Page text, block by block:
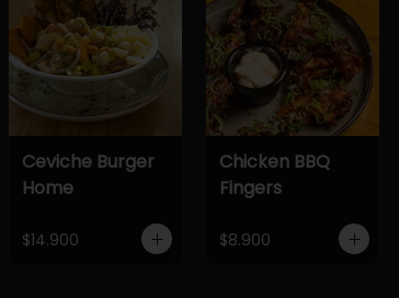
Ceviche Burger
Home
$14.900
Chicken BBQ
Fingers
$8.900